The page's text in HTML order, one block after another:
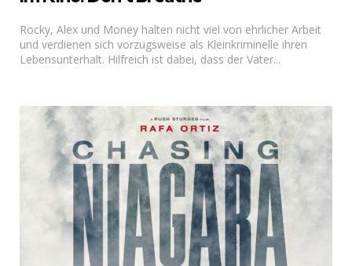
Rocky, Alex und Money halten nicht viel von ehrlicher Arbeit
und verdienen sich vorzugsweise als Kleinkriminelle ihren
Lebensunterhalt. Hilfreich ist dabei, dass der Vater...